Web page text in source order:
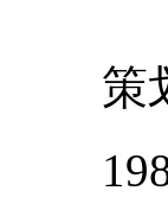
策划/
1984